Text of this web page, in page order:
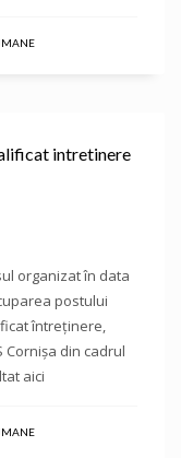
intretinere
organizat în data
postului
întreținere,
Cornișa din cadrul
aici